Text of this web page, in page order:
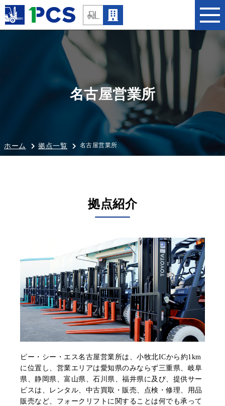
名古屋営業所
ホーム 拠点一覧 名古屋営業所
拠点紹介
ピー・シー・エス名古屋営業所は、小牧北ICから約1km
に位置し、営業エリアは愛知県のみならず三重県、岐阜
県、静岡県、富山県、石川県、福井県に及び、提供サー
ビスは、レンタル、中古買取・販売、点検・修理、用品
販売など、フォークリフトに関することは何でも承って